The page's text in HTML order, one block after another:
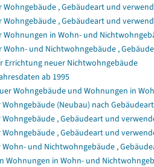
, Gebäudeart und
, Gebäudeart und
Wohnungen in Wohn- und
und Nichtwohngebäude ,
Errichtung neuer Nichtwohngebäude
ab 1995
Wohngebäude und Wohnungen in
(Neubau) nach
, Gebäudeart und
, Gebäudeart und
und Nichtwohngebäude ,
Wohnungen in Wohn- und